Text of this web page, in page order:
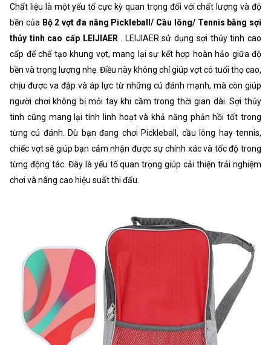
Chất liệu là một yếu tố cực kỳ quan trọng đối với chất lượng và độ
bền của Bộ 2 vợt đa năng Pickleball/ Cầu lông/ Tennis bằng sợi
thủy tinh cao cấp LEIJIAER
. LEIJIAER sử dụng sợi thủy tinh cao
cấp để chế tạo khung vợt, mang lại sự kết hợp hoàn hảo giữa độ
bền và trọng lượng nhẹ. Điều này không chỉ giúp vợt có tuổi thọ cao,
chịu được va đập và áp lực từ những cú đánh mạnh, mà còn giúp
người chơi không bị mỏi tay khi cầm trong thời gian dài. Sợi thủy
tinh cũng mang lại tính linh hoạt và khả năng phản hồi tốt trong
từng cú đánh. Dù bạn đang chơi Pickleball, cầu lông hay tennis,
chiếc vợt sẽ giúp bạn cảm nhận được sự chính xác và tốc độ trong
từng động tác. Đây là yếu tố quan trọng giúp cải thiện trải nghiệm
chơi và nâng cao hiệu suất thi đấu.